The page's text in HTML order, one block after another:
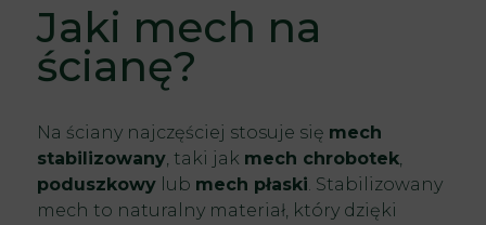
Jaki mech na
ścianę?
Na ściany najczęściej stosuje się mech
stabilizowany, taki jak mech chrobotek,
poduszkowy lub mech płaski. Stabilizowany
mech to naturalny materiał, który dzięki